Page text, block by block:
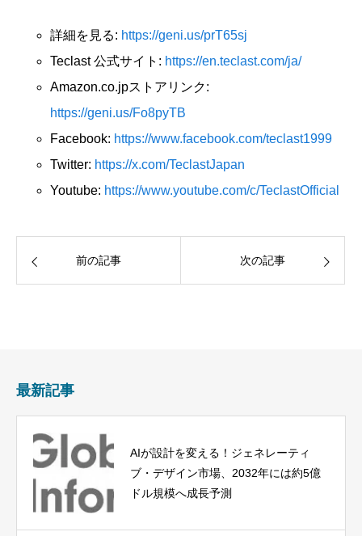
詳細を見る: https://geni.us/prT65sj
Teclast 公式サイト: https://en.teclast.com/ja/
Amazon.co.jpストアリンク:
https://geni.us/Fo8pyTB
Facebook: https://www.facebook.com/teclast1999
Twitter: https://x.com/TeclastJapan
Youtube: https://www.youtube.com/c/TeclastOfficial
前の記事 次の記事
最新記事
AIが設計を変える！ジェネレーティ
ブ・デザイン市場、2032年には約5億
ドル規模へ成長予測